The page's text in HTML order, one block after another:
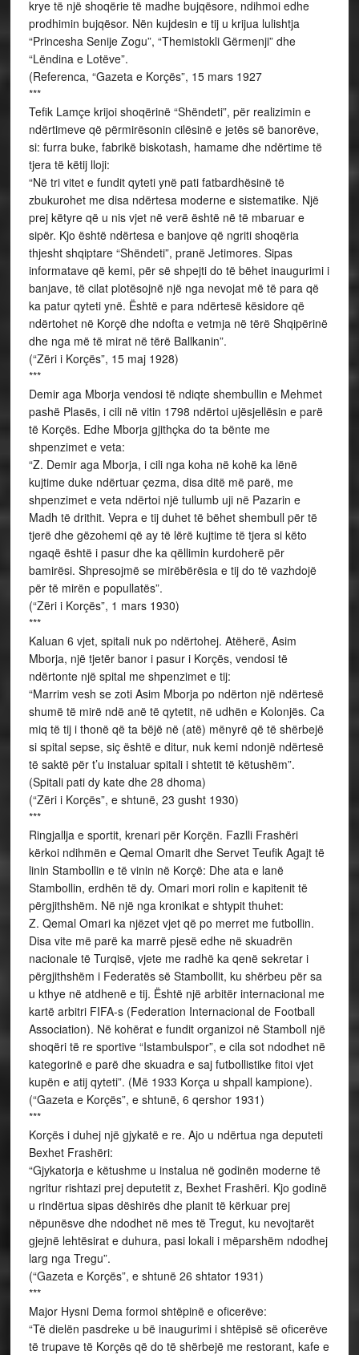
krye të një shoqërie të madhe bujqësore, ndihmoi edhe
prodhimin bujqësor. Nën kujdesin e tij u krijua lulishtja
“Princesha Senije Zogu”, “Themistokli Gërmenji” dhe
“Lëndina e Lotëve”.
(Referenca, “Gazeta e Korçës”, 15 mars 1927
***
Tefik Lamçe krijoi shoqërinë “Shëndeti”, për realizimin e
ndërtimeve që përmirësonin cilësinë e jetës së banorëve,
si: furra buke, fabrikë biskotash, hamame dhe ndërtime të
tjera të këtij lloji:
“Në tri vitet e fundit qyteti ynë pati fatbardhësinë të
zbukurohet me disa ndërtesa moderne e sistematike. Një
prej këtyre që u nis vjet në verë është në të mbaruar e
sipër. Kjo është ndërtesa e banjove që ngriti shoqëria
thjesht shqiptare “Shëndeti”, pranë Jetimores. Sipas
informatave që kemi, për së shpejti do të bëhet inaugurimi i
banjave, të cilat plotësojnë një nga nevojat më të para që
ka patur qyteti ynë. Është e para ndërtesë kësidore që
ndërtohet në Korçë dhe ndofta e vetmja në tërë Shqipërinë
dhe nga më të mirat në tërë Ballkanin”.
(“Zëri i Korçës”, 15 maj 1928)
***
Demir aga Mborja vendosi të ndiqte shembullin e Mehmet
pashë Plasës, i cili në vitin 1798 ndërtoi ujësjellësin e parë
të Korçës. Edhe Mborja gjithçka do ta bënte me
shpenzimet e veta:
“Z. Demir aga Mborja, i cili nga koha në kohë ka lënë
kujtime duke ndërtuar çezma, disa ditë më parë, me
shpenzimet e veta ndërtoi një tullumb uji në Pazarin e
Madh të drithit. Vepra e tij duhet të bëhet shembull për të
tjerë dhe gëzohemi që ay të lërë kujtime të tjera si këto
ngaqë është i pasur dhe ka qëllimin kurdoherë për
bamirësi. Shpresojmë se mirëbërësia e tij do të vazhdojë
për të mirën e popullatës”.
(“Zëri i Korçës”, 1 mars 1930)
***
Kaluan 6 vjet, spitali nuk po ndërtohej. Atëherë, Asim
Mborja, një tjetër banor i pasur i Korçës, vendosi të
ndërtonte një spital me shpenzimet e tij:
“Marrim vesh se zoti Asim Mborja po ndërton një ndërtesë
shumë të mirë ndë anë të qytetit, në udhën e Kolonjës. Ca
miq të tij i thonë që ta bëjë në (atë) mënyrë që të shërbejë
si spital sepse, siç është e ditur, nuk kemi ndonjë ndërtesë
të saktë për t’u instaluar spitali i shtetit të këtushëm”.
(Spitali pati dy kate dhe 28 dhoma)
(“Zëri i Korçës”, e shtunë, 23 gusht 1930)
***
Ringjallja e sportit, krenari për Korçën. Fazlli Frashëri
kërkoi ndihmën e Qemal Omarit dhe Servet Teufik Agajt të
linin Stambollin e të vinin në Korçë: Dhe ata e lanë
Stambollin, erdhën të dy. Omari mori rolin e kapitenit të
përgjithshëm. Në një nga kronikat e shtypit thuhet:
Z. Qemal Omari ka njëzet vjet që po merret me futbollin.
Disa vite më parë ka marrë pjesë edhe në skuadrën
nacionale të Turqisë, vjete me radhë ka qenë sekretar i
përgjithshëm i Federatës së Stambollit, ku shërbeu për sa
u kthye në atdhenë e tij. Është një arbitër internacional me
kartë arbitri FIFA-s (Federation Internacional de Football
Association). Në kohërat e fundit organizoi në Stamboll një
shoqëri të re sportive “Istambulspor”, e cila sot ndodhet në
kategorinë e parë dhe skuadra e saj futbollistike fitoi vjet
kupën e atij qyteti”. (Më 1933 Korça u shpall kampione).
(“Gazeta e Korçës”, e shtunë, 6 qershor 1931)
***
Korçës i duhej një gjykatë e re. Ajo u ndërtua nga deputeti
Bexhet Frashëri:
“Gjykatorja e këtushme u instalua në godinën moderne të
ngritur rishtazi prej deputetit z, Bexhet Frashëri. Kjo godinë
u rindërtua sipas dëshirës dhe planit të kërkuar prej
nëpunësve dhe ndodhet në mes të Tregut, ku nevojtarët
gjejnë lehtësirat e duhura, pasi lokali i mëparshëm ndodhej
larg nga Tregu”.
(“Gazeta e Korçës”, e shtunë 26 shtator 1931)
***
Major Hysni Dema formoi shtëpinë e oficerëve:
“Të dielën pasdreke u bë inaugurimi i shtëpisë së oficerëve
të trupave të Korçës që do të shërbejë me restorant, kafe e